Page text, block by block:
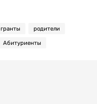
гранты родители
Абитуриенты